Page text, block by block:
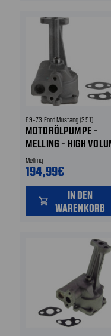
69-73 Ford Mustang (351)
MOTORÖLPUMPE -
MELLING - HIGH
Melling
194,99€
shopping_cart
IN DEN
WARENKORB